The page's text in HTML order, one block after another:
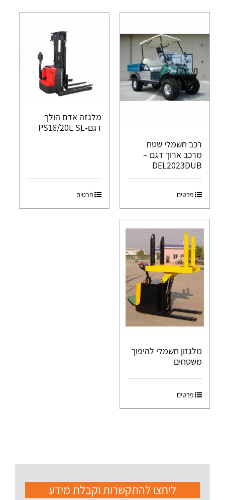
רכב חשמלי שטח
מרכב ארוך דגם –
DEL2023DUB
פרטים
מלגזה אדם הולך
דגם-PS16/20L SL
פרטים
מלגזון חשמלי להיפוך
משטחים
פרטים
ליחצו להתקשרות וקבלת מידע